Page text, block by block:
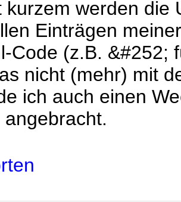
kurzem werden die
Einträgen
Code (z.B. &#252;
nicht (mehr) mit
ich auch einen
angebracht.